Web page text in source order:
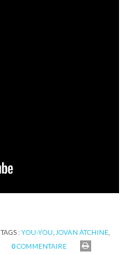
TAGS :YOU-YOU JOVAN ATCHINE
0COMMENTAIRE